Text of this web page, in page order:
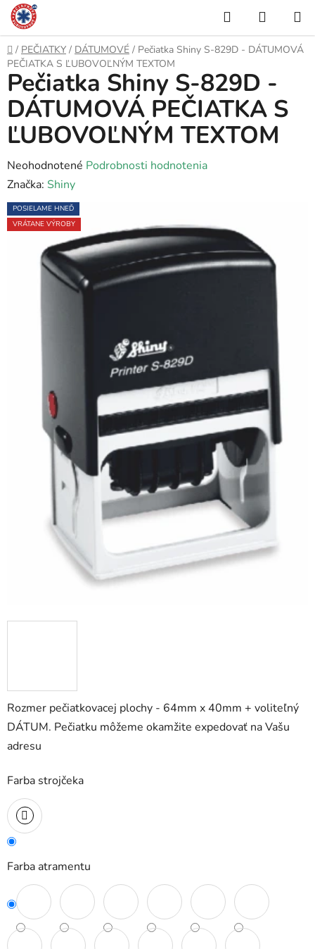
Prejsť
na
obsah
Hľadať
KOŠÍK
Domov
/ PEČIATKY / DÁTUMOVÉ / Pečiatka Shiny S-829D - DÁTUMOVÁ
PEČIATKA S ĽUBOVOĽNÝM TEXTOM
Rozmer pečiatkovacej plochy - 64mm x 40mm + voliteľný
DÁTUM. Pečiatku môžeme okamžite expedovať na Vašu
adresu
Farba strojčeka
Farba atramentu
Pečiatka Shiny S-829D -
DÁTUMOVÁ PEČIATKA S
ĽUBOVOĽNÝM TEXTOM
Priemerné
hodnotenie
produktu
je
Neohodnotené Podrobnosti hodnotenia
Značka: Shiny
POSIELAME HNEĎ
VRÁTANE VÝROBY